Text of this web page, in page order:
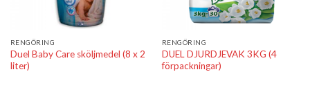
RENGÖRING
Duel Baby Care sköljmedel (8 x 2
liter)
RENGÖRING
DUEL DJURDJEVAK 3KG (4
förpackningar)